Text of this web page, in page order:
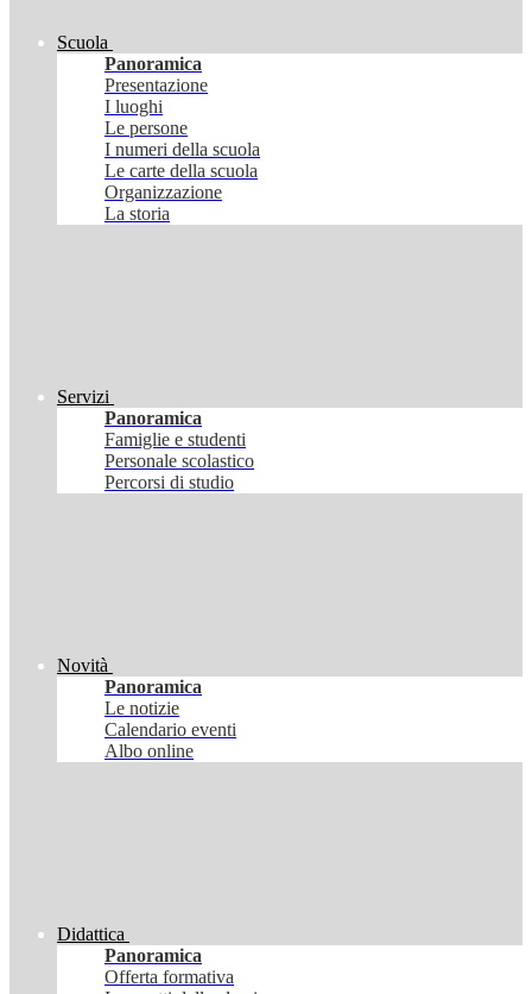
Scuola
Panoramica
Presentazione
I luoghi
Le persone
I numeri della scuola
Le carte della scuola
Organizzazione
La storia
Servizi
Panoramica
Famiglie e studenti
Personale scolastico
Percorsi di studio
Novità
Panoramica
Le notizie
Calendario eventi
Albo online
Didattica
Panoramica
Offerta formativa